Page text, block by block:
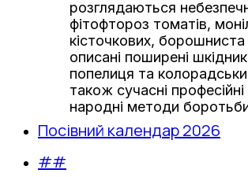
розглядаються
фітофтороз томатів,
кісточкових,
описані поширені
попелиця та
також сучасні
народні методи
Посівний календар 2026
##